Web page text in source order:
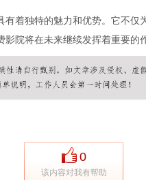
着独特的魅力和优势。它不
院将在未来继续发挥着重要
0
该内容对我有帮助